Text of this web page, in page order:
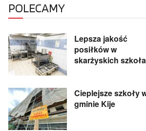
POLECAMY
Lepsza jakość
posiłków w
skarżyskich
Cieplejsze szkoły
gminie Kije